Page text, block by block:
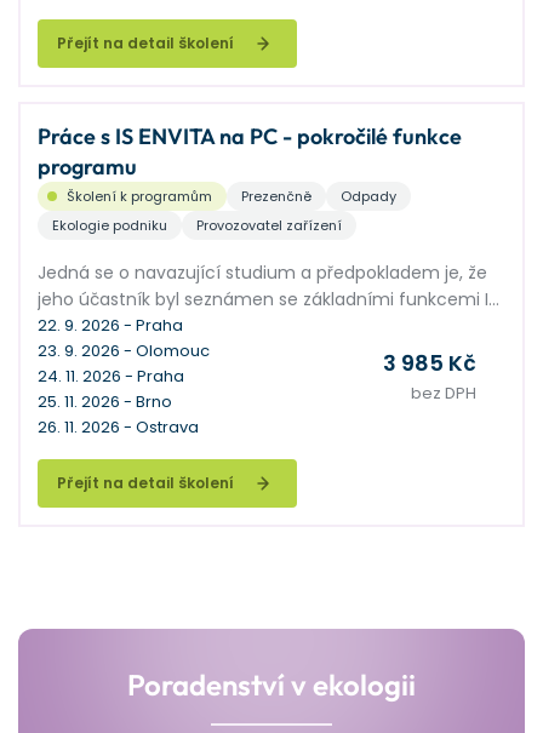
Přejít na detail školení
Práce s IS ENVITA na PC - pokročilé funkce
programu
Školení k programům Prezenčně
Odpady
Ekologie podniku
Provozovatel zařízení
Jedná se o navazující studium a předpokladem je, že
jeho účastník byl seznámen se základními funkcemi IS
ENVITA. Seminář je zaměřen na podrobné vysvětlení
práce s IS ENVITA pro jeho pokročilé uživatele. Společně
probereme pokročilé funkce v agendách Subjekty a
Odpady, vysvětlíme hromadné operace a mnoho
dalších nadstavbových funkcí, kterými se naučíte
využívat ENVITU na maximum.
Přejít na detail školení
22. 9. 2026 - Praha
23. 9. 2026 - Olomouc
24. 11. 2026 - Praha
25. 11. 2026 - Brno
26. 11. 2026 - Ostrava
3 985 Kč
bez DPH
Poradenství v ekologii